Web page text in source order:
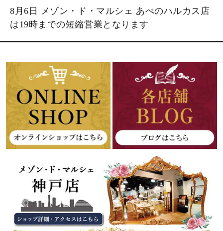
8月6日 メゾン・ド・マルシェ あべのハルカス店
は19時までの短縮営業となります